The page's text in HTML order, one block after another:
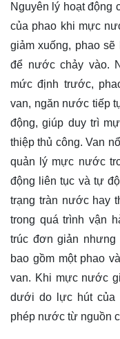
Nguyên lý hoạt động
của phao khi mực
giảm xuống, phao
để nước chảy vào.
mức định trước,
van, ngăn nước tiếp
động, giúp duy trì
thiệp thủ công. Van
quản lý mực nước
động liên tục và tự
trạng tràn nước hay
trong quá trình vận
trúc đơn giản nhưng
bao gồm một phao
van. Khi mực nước
dưới do lực hút của
phép nước từ nguồn